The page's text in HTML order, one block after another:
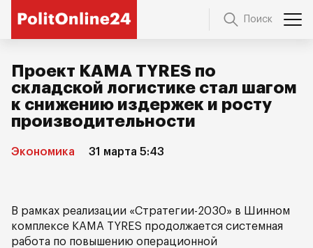
Поиск
Проект KAMA TYRES по
складской логистике стал шагом
к снижению издержек и росту
производительности
Экономика 31 марта 5:43
В рамках реализации «Стратегии-2030» в Шинном
комплексе KAMA TYRES продолжается системная
работа по повышению операционной